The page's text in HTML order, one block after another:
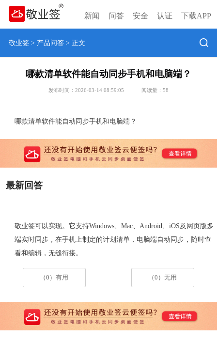
新闻 问答 安全 认证 下载APP
敬业签> 产品问答> 正文
哪款清单软件能自动同步手机和电脑端？
发布时间：2026-03-14 08:59:05 阅读量： 58
哪款清单软件能自动同步手机和电脑端？
最新回答
敬业签可以实现。它支持Windows、 Mac、 Android iOS及网页版多
端实时同步，在手机上制定的计划清单，电脑端自动同步，随时查
看和编辑，无缝衔接。
（0）有用 （0）无用